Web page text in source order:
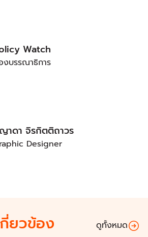
Watch
งบรรณาธิการ
าดา จิรกิตติถาวร
Designer
ยวข้อง ดูทั้งหมด